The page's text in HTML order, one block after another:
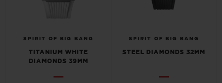
SPIRIT OF BIG BANG
TITANIUM WHITE
DIAMONDS 39MM
SPIRIT OF BIG BANG
STEEL DIAMONDS 32MM